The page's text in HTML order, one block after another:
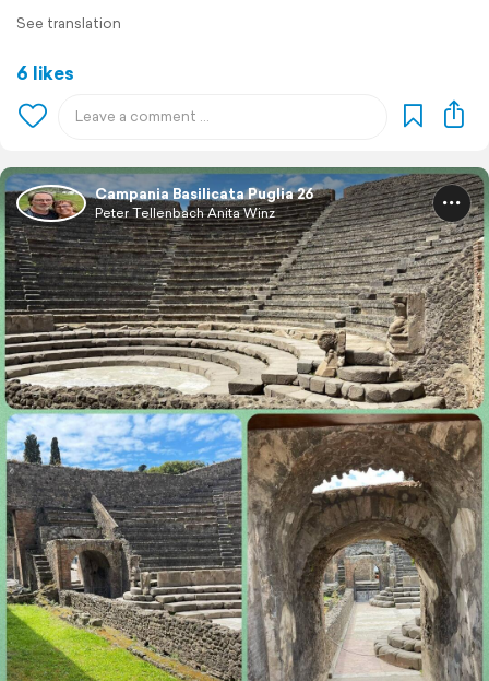
See translation
6 likes
Campania Basilicata Puglia 26
Peter Tellenbach Anita Winz